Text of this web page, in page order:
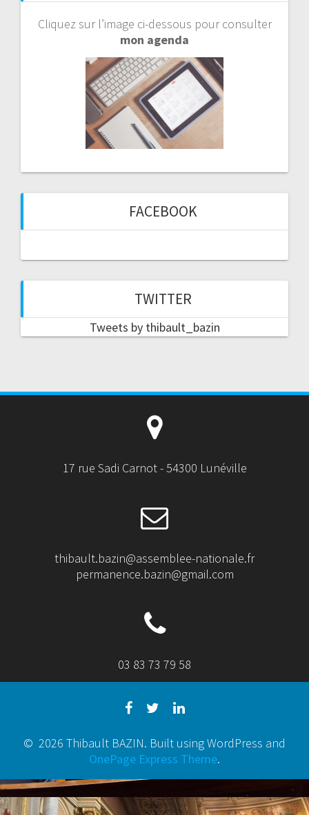
Cliquez sur l’image ci-dessous pour consulter
mon agenda
FACEBOOK
TWITTER
Tweets by thibault_bazin
17 rue Sadi Carnot - 54300 Lunéville
thibault.bazin@assemblee-nationale.fr
permanence.bazin@gmail.com
03 83 73 79 58
© 2026 Thibault BAZIN. Built using WordPress and
OnePage Express Theme.